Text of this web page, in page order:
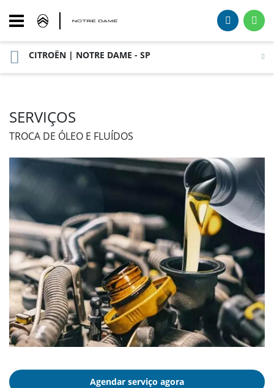
CITROËN | NOTRE DAME - SP
SERVIÇOS
TROCA DE ÓLEO E FLUÍDOS
Agendar serviço agora